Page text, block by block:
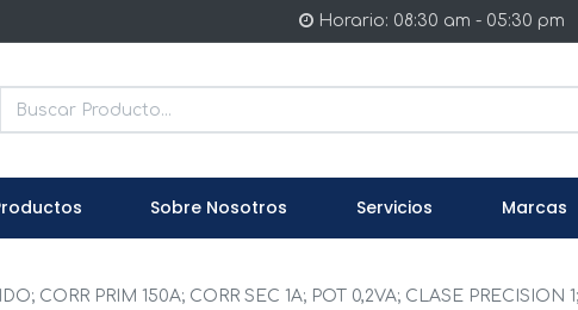
Horario: 08:30 am - 05:30 pm
Sobre Nosotros Servicios Marcas
CORR PRIM 150A; CORR SEC 1A; POT 0,2VA; CLASE